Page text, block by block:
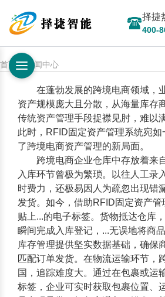
择捷
400-
首页 > 新闻中心
在蓬勃发展的跨境电商领域，
资产规模庞大且分散，从海量库存
传统资产管理手段捉襟见肘，难以
此时， RFID固定资产管理系统宛如
了跨境电商资产管理的新局面。
跨境电商企业仓库中存放着来
入库环节曾极为繁琐。以往人工录
时费力，还极易因人为疏忽出现错
发货。如今，借助RFID固定资产管
贴上...的电子标签。货物抵达仓库
瞬间完成入库登记，...无误地将商
库存管理提供坚实数据基础，确保
匹配订单发货。在物流运输环节，
国，追踪难度大。通过在包裹或运
标签，企业可实时获取包裹位置、